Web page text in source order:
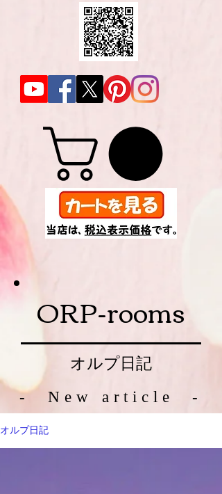
ORP-rooms
オルプ日記
- New article -
オルプ日記